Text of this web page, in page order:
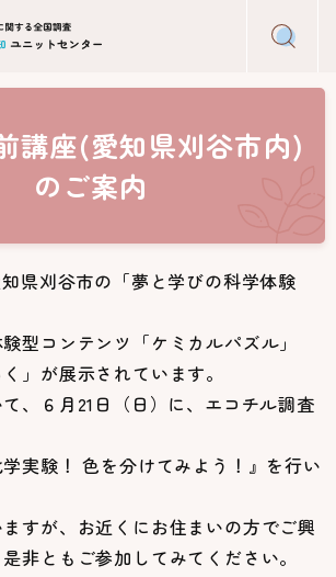
講座(愛知県刈谷市内)
のご案内
県刈谷市の「夢と学びの科学体験
型コンテンツ「ケミカルパズル」
」が展示されています。
、６月21日（日）に、エコチル調査
学実験！ 色を分けてみよう！』を行い
すが、お近くにお住まいの方でご興
非ともご参加してみてください。